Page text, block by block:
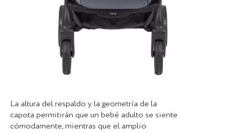
La altura del respaldo y la geometría de la
capota permitirán que un bebé adulto se siente
cómodamente, mientras que el amplio